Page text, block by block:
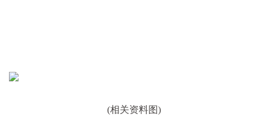
(相关资料图)